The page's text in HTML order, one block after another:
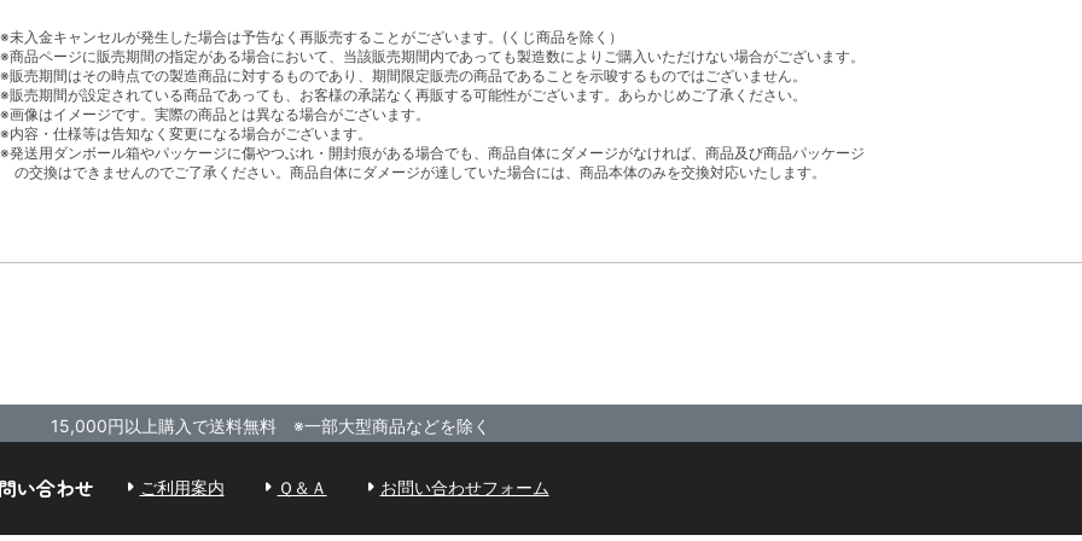
※未入金キャンセルが発生した場合は予告なく再販売することがございます。(くじ商品を除く）
※商品ページに販売期間の指定がある場合において、当該販売期間内であっても製造数によりご購入いただけない場合がございます。
※販売期間はその時点での製造商品に対するものであり、期間限定販売の商品であることを示唆するものではございません。
※販売期間が設定されている商品であっても、お客様の承諾なく再販する可能性がございます。あらかじめご了承ください。
※画像はイメージです。実際の商品とは異なる場合がございます。
※内容・仕様等は告知なく変更になる場合がございます。
※発送用ダンボール箱やパッケージに傷やつぶれ・開封痕がある場合でも、商品自体にダメージがなければ、商品及び商品パッケージ
の交換はできませんのでご了承ください。商品自体にダメージが達していた場合には、商品本体のみを交換対応いたします。
15,000円以上購入で送料無料 ※一部大型商品などを除く
い合わせ ご利用案内 Ｑ＆Ａ お問い合わせフォーム